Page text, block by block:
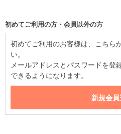
初めてご利用の方・会員以外の方
初めてご利用のお客様は、こちら
い。
メールアドレスとパスワードを登
できるようになります。